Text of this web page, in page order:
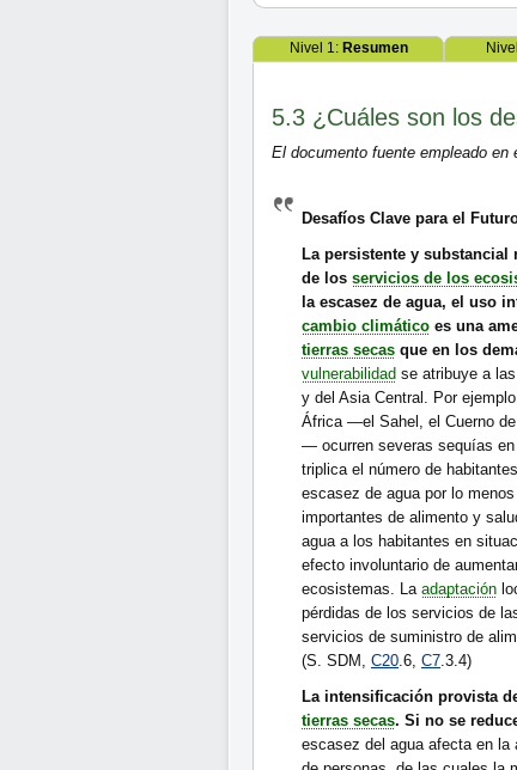
Nivel 1: Resumen
5.3 ¿Cuáles son los
El documento fuente empleado en
Desafíos Clave para el
La persistente y
de los servicios de los
la escasez de agua, el uso
cambio climático es una
tierras secas que en los
vulnerabilidad se atribuye a
y del Asia Central. Por
África —el Sahel, el Cuerno
— ocurren severas sequías
triplica el número de
escasez de agua por lo
importantes de alimento y
agua a los habitantes en
efecto involuntario de
ecosistemas. La adaptación
pérdidas de los servicios de
servicios de suministro de
(S. SDM, C20.6, C7.3.4)
La intensificación provista
tierras secas. Si no se
escasez del agua afecta en la